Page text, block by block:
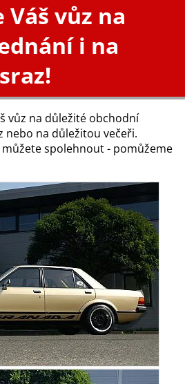
vůz na
i na
vůz na důležité obchodní
nebo na důležitou večeři.
můžete spolehnout - pomůžeme